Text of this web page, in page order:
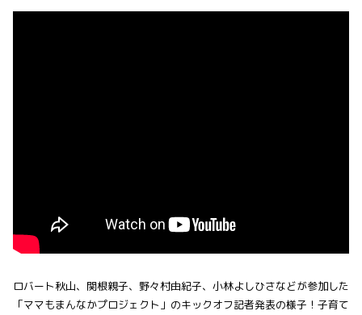
ロバート秋山、関根親子、野々村由紀子、小林よしひさなどが参加した
「ママもまんなかプロジェクト」のキックオフ記者発表の様子！子育て